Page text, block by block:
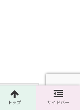
トップ サイドバー